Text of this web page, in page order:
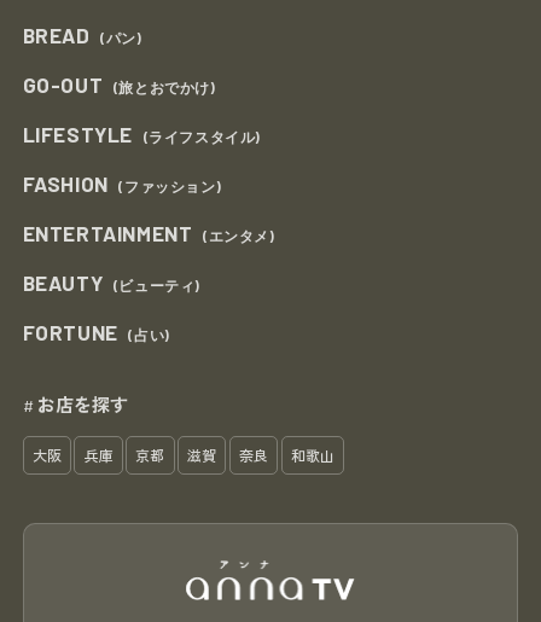
BREAD (パン)
GO-OUT (旅とおでかけ)
LIFESTYLE (ライフスタイル)
FASHION (ファッション)
ENTERTAINMENT (エンタメ)
BEAUTY (ビューティ)
FORTUNE (占い)
# お店を探す
大阪 兵庫 京都 滋賀 奈良 和歌山